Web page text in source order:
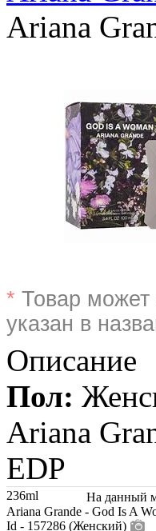
Ariana
* Товар может
указан в
Описание
Пол:
Ariana
EDP
236ml
На данный
Ariana Grande - God Is A
Id - 157286 (Женский)